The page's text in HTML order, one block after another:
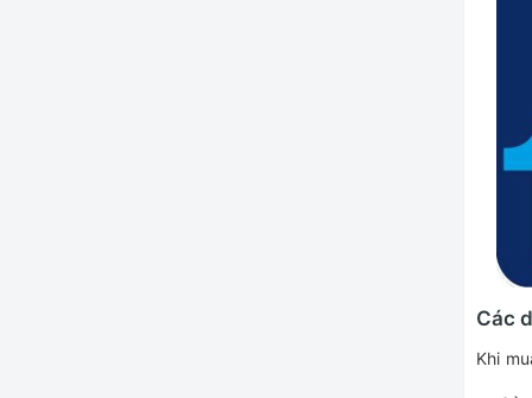
Các
Khi